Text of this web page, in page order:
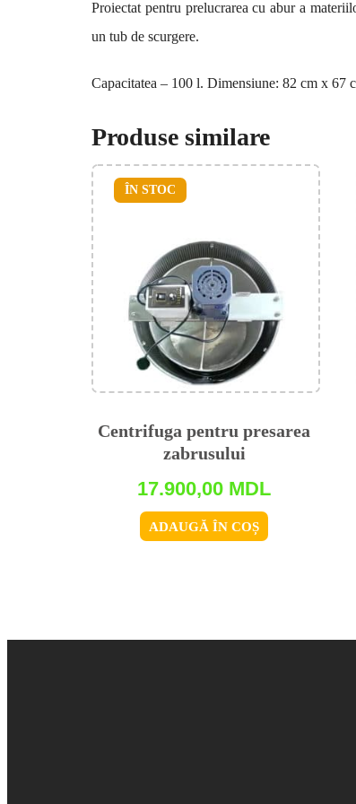
Proiectat pentru prelucrarea cu abur a
un tub de scurgere.
Capacitatea – 100 l. Dimensiune: 82 cm x 67
Produse similare
Centrifuga pentru presarea
zabrusului
17.900,00 MDL
ADAUGĂ ÎN COȘ
ÎN STOC